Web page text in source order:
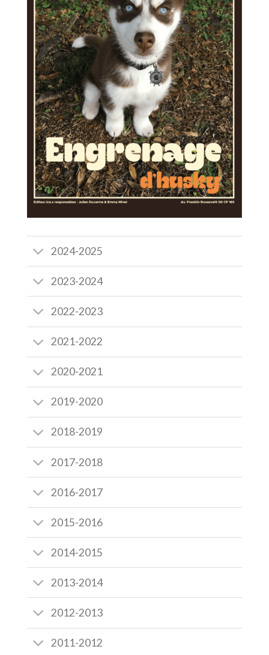
2024-2025
2023-2024
2022-2023
2021-2022
2020-2021
2019-2020
2018-2019
2017-2018
2016-2017
2015-2016
2014-2015
2013-2014
2012-2013
2011-2012